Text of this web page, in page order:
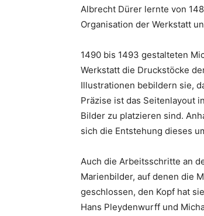
Albrecht Dürer lernte von
Organisation der Werkstatt
1490 bis 1493 gestalteten
Werkstatt die Druckstöcke
Illustrationen bebildern sie,
Präzise ist das Seitenlayout
Bilder zu platzieren sind.
sich die Entstehung dieses
Auch die Arbeitsschritte an
Marienbilder, auf denen die
geschlossen, den Kopf hat
Hans Pleydenwurff und